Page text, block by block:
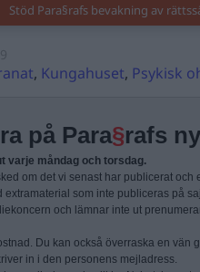
Stöd Para§rafs bevakning av
, Kungahuset, Psykisk
på Para§rafs
varje måndag och torsdag.
om det vi senast har publicerat
som inte publiceras på
och lämnar inte ut
Du kan också överraska en vän
in i den personens mejladress.